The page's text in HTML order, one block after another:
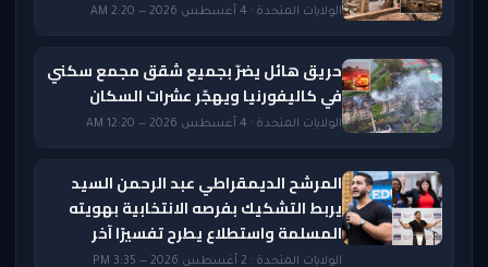
الولايات المتحدة · 4 أغسطس 2026 — 2:20 AM
حريق هائل يضرّ بجميع شقق مجمع سكني
في كاليفورنيا ويهجّر عشرات السكان
الولايات المتحدة · 4 أغسطس 2026 — 12:20 AM
المرشح الديمقراطي عبد الرحمن السيد
يربط التشكيك بفرصه الانتخابية بهويته
المسلمة واستطلاع يطرح تفسيرًا آخر
الولايات المتحدة · 2 أغسطس 2026 — 3:35 PM